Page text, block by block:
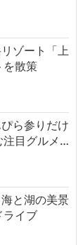
ゾート「上
を散策
ら参りだけ
注目グルメ…
と湖の美景
ライブ